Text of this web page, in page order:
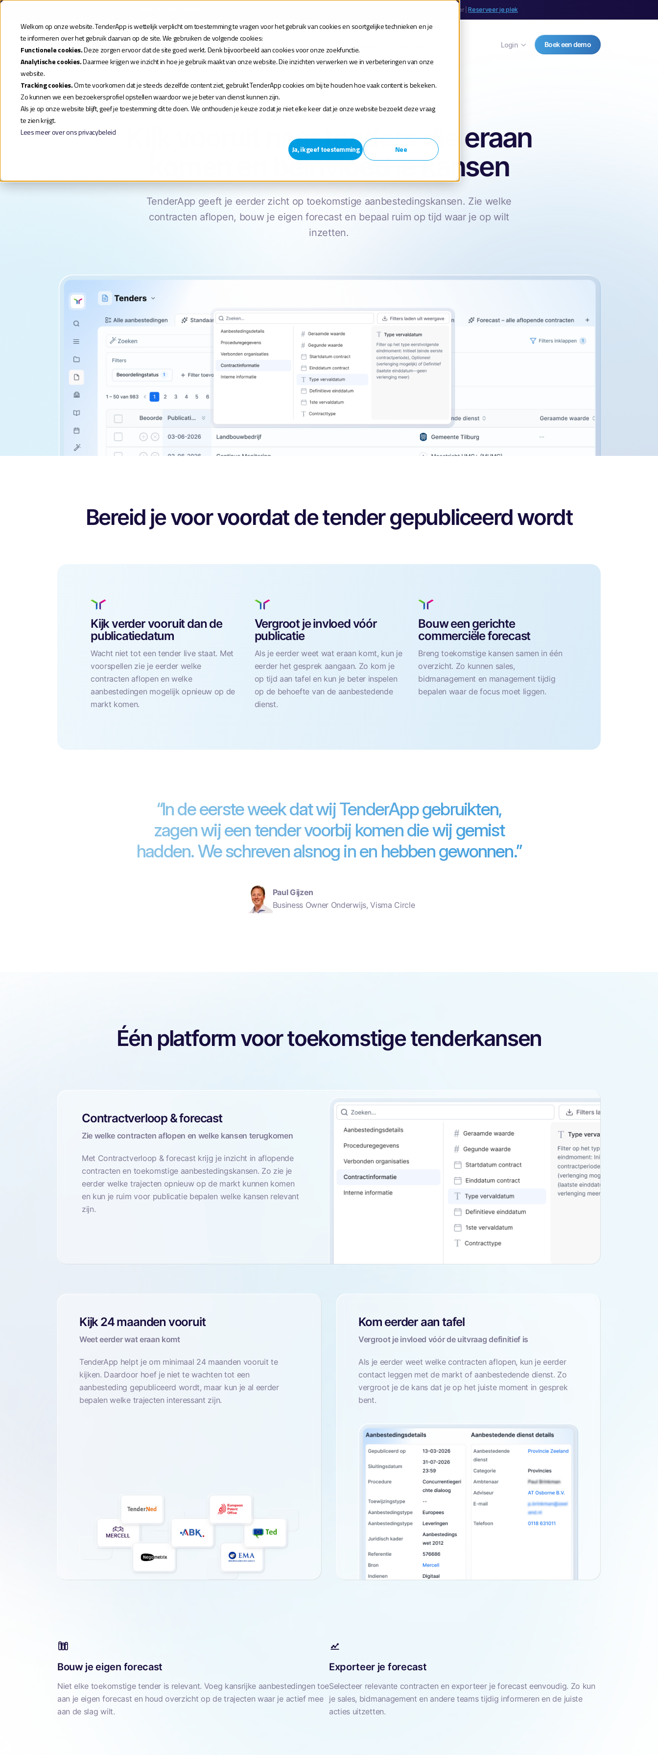
Welkom op onze website. TenderApp is wettelijk verplicht om toestemming te vragen voor het gebruik van cookies en soortgelijke technieken en je
te informeren over het gebruik daarvan op de site. We gebruiken de volgende cookies:
Functionele cookies.Deze zorgen ervoor dat de site goed werkt. Denk bijvoorbeeld aan cookies voor onze zoekfunctie.
Analytische cookies.Daarmee krijgen we inzicht in hoe je gebruik maakt van onze website. Die inzichten verwerken we in verbeteringen van onze
website.
Tracking cookies.Om te voorkomen dat je steeds dezelfde content ziet, gebruikt TenderApp cookies om bij te houden hoe vaak content is bekeken.
Zo kunnen we een bezoekersprofiel opstellen waardoor we je beter van dienst kunnen zijn.
Als je op onze website blijft, geef je toestemming dit te doen. We onthouden je keuze zodat je niet elke keer dat je onze website bezoekt deze vraag
te zien krijgt.
Lees meer over ons privacybeleid
Ja, ik geef toestemming
Nee
| Meld je aan voor de release webinar van onze TenderApp Scale licentie op donderdag 10 september |Reserveer je plek
Login Boek een demo
Voorspellen
Kijk vooruit naar tenders die eraan
komen en beinvloed je kansen
TenderApp geeft je eerder zicht op toekomstige aanbestedingskansen. Zie welke
contracten aflopen, bouw je eigen forecast en bepaal ruim op tijd waar je op wilt
inzetten.
Bereid je voor voordat de tender gepubliceerd wordt
Kijk verder vooruit dan de
publicatiedatum
Wacht niet tot een tender live staat. Met
voorspellen zie je eerder welke
contracten aflopen en welke
aanbestedingen mogelijk opnieuw op de
markt komen.
Vergroot je invloed vóór
publicatie
Als je eerder weet wat eraan komt, kun je
eerder het gesprek aangaan. Zo kom je
op tijd aan tafel en kun je beter inspelen
op de behoefte van de aanbestedende
dienst.
Bouw een gerichte
commerciële forecast
Breng toekomstige kansen samen in één
overzicht. Zo kunnen sales,
bidmanagement en management tijdig
bepalen waar de focus moet liggen.
“In de eerste week dat wij TenderApp gebruikten,
zagen wij een tender voorbij komen die wij gemist
hadden. We schreven alsnog in en hebben gewonnen.”
Paul Gijzen
Business Owner Onderwijs, Visma Circle
Één platform voor toekomstige tenderkansen
Contractverloop & forecast
Zie welke contracten aflopen en welke kansen terugkomen
Met Contractverloop & forecast krijg je inzicht in aflopende
contracten en toekomstige aanbestedingskansen. Zo zie je
eerder welke trajecten opnieuw op de markt kunnen komen
en kun je ruim voor publicatie bepalen welke kansen relevant
zijn.
Kijk 24 maanden vooruit
Weet eerder wat eraan komt
TenderApp helpt je om minimaal 24 maanden vooruit te
kijken. Daardoor hoef je niet te wachten tot een
aanbesteding gepubliceerd wordt, maar kun je al eerder
bepalen welke trajecten interessant zijn.
Kom eerder aan tafel
Vergroot je invloed vóór de uitvraag definitief is
Als je eerder weet welke contracten aflopen, kun je eerder
contact leggen met de markt of aanbestedende dienst. Zo
vergroot je de kans dat je op het juiste moment in gesprek
bent.
Bouw je eigen forecast
Niet elke toekomstige tender is relevant. Voeg kansrijke aanbestedingen toe
aan je eigen forecast en houd overzicht op de trajecten waar je actief mee
aan de slag wilt.
Exporteer je forecast
Selecteer relevante contracten en exporteer je forecast eenvoudig. Zo kun
je sales, bidmanagement en andere teams tijdig informeren en de juiste
acties uitzetten.